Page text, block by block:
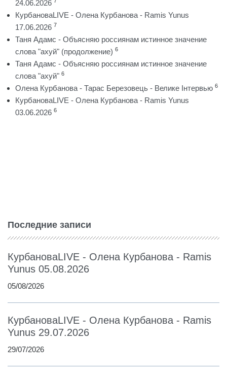
24.06.2026
КурбановаLIVE - Олена Курбанова - Ramis Yunus
17.06.2026 7
Таня Адамс - Объясняю россиянам истинное значение
слова "ахуй" (продолжение) 6
Таня Адамс - Объясняю россиянам истинное значение
слова "ахуй" 6
Олена Курбанова - Тарас Березовець - Велике Інтервью 6
КурбановаLIVE - Олена Курбанова - Ramis Yunus
03.06.2026 6
Последние записи
КурбановаLIVE - Олена Курбанова - Ramis
Yunus 05.08.2026
05/08/2026
КурбановаLIVE - Олена Курбанова - Ramis
Yunus 29.07.2026
29/07/2026